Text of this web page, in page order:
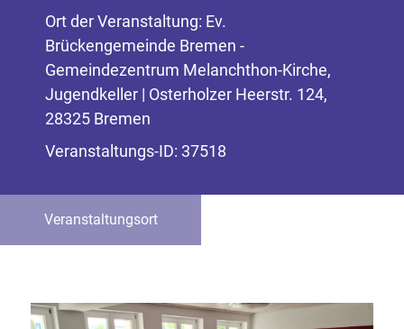
Ort der Veranstaltung: Ev.
Brückengemeinde Bremen -
Gemeindezentrum Melanchthon-Kirche,
Jugendkeller | Osterholzer Heerstr. 124,
28325 Bremen
Veranstaltungs-ID: 37518
Veranstaltungsort